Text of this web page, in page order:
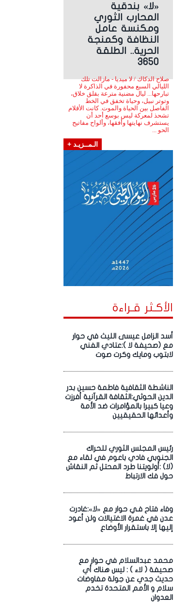
«لا» بندقية
المحارب الثوري
ومكنسة عامل
النظافة وكمنجة
الحرية.. الطلقة
3650
صلاح الدكاك / لا ميديا - مازالت تلك
الليالي السبع محفورة في الذاكرة لا
تبارحها... ليال مضنية مترعة بقلق خلاق،
وتوتر نبيل، وحياة تخفق في الخط
الفاصل بين الحياة والموت. كانت الأقلام
تشحذ لمعركة ليس بوسع أحد أن
يستشرف نهايتها وأفقها، وألواح مفاتيح
الحو ...
الـمــزيـد +
الأكـثر قـراءة
أسد الزامل عيسى الليث في حوار
مع (صحيفة لا ):عتادي الفني
لابتوب ومايك وكرت صوت
الناشطة الثقافية فاطمة حسين بدر
الدين الحوثي:الثقافة القرآنية أفرزت
وعيا كبيرا بالمؤامرات ضد الأمة
وأعدائها الحقيقيين
رئيس المجلس الثوري للحراك
الجنوبي فادي باعوم في لقاء مع
(لا) :أولويتنا طرد المحتل ثم النقاش
حول فك الارتباط
وفاء فتاح فـي حوار مع «لا»:غادرت
عدن في غمرة الاغتيالات ولن أعود
إليها إلا باستقرار الأوضاع
محمد عبدالسلام في حوار مع
صحيفة ( لاء ) : ليس هناك أي
حديث جدي عن جولة مفاوضات
سلام و الأمم المتحدة تخدم
العدوان